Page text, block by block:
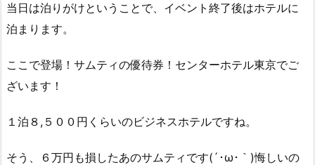
当日は泊りがけということで、イベント終了後はホテルに
泊まります。
ここで登場！サムティの優待券！センターホテル東京でご
ざいます！
１泊８,５００円くらいのビジネスホテルですね。
そう、６万円も損したあのサムティです(´･ω･｀)悔しいの